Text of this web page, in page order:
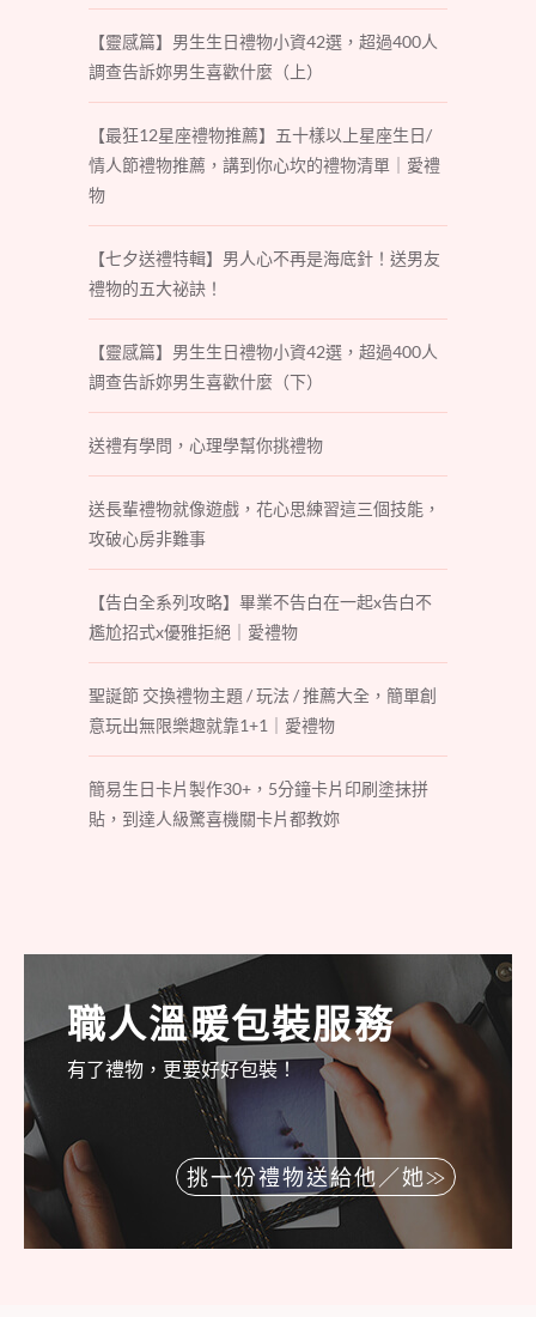
【靈感篇】男生生日禮物小資42選，超過400人
調查告訴妳男生喜歡什麼（上）
【最狂12星座禮物推薦】五十樣以上星座生日/
情人節禮物推薦，講到你心坎的禮物清單｜愛禮
物
【七夕送禮特輯】男人心不再是海底針！送男友
禮物的五大祕訣！
【靈感篇】男生生日禮物小資42選，超過400人
調查告訴妳男生喜歡什麼（下）
送禮有學問，心理學幫你挑禮物
送長輩禮物就像遊戲，花心思練習這三個技能，
攻破心房非難事
【告白全系列攻略】畢業不告白在一起x告白不
尷尬招式x優雅拒絕｜愛禮物
聖誕節 交換禮物主題 / 玩法 / 推薦大全，簡單創
意玩出無限樂趣就靠1+1｜愛禮物
簡易生日卡片製作30+，5分鐘卡片印刷塗抹拼
貼，到達人級驚喜機關卡片都教妳
職人溫暖包裝服務
有了禮物，更要好好包裝！
挑一份禮物送給他／她